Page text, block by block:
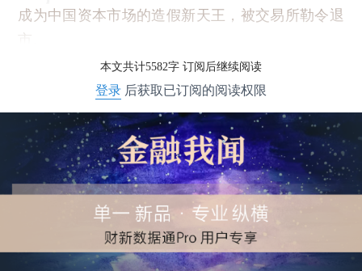
成为中国资本市场的造假新天王，被交易所勒令退
市。
本文共计5582字 订阅后继续阅读
登录 后获取已订阅的阅读权限